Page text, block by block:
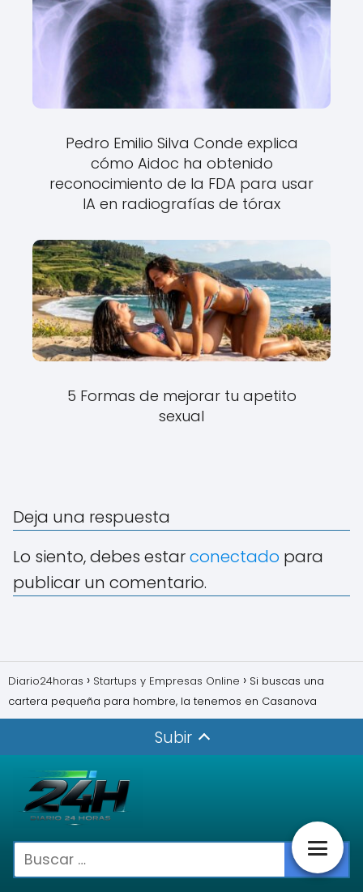
Pedro Emilio Silva Conde explica
cómo Aidoc ha obtenido
reconocimiento de la FDA para usar
IA en radiografías de tórax
5 Formas de mejorar tu apetito
sexual
Deja una respuesta
Lo siento, debes estarconectado para
publicar un comentario.
Diario24horas Startups y Empresas Online
Si buscas una
cartera pequeña para hombre, la tenemos en Casanova
Subir